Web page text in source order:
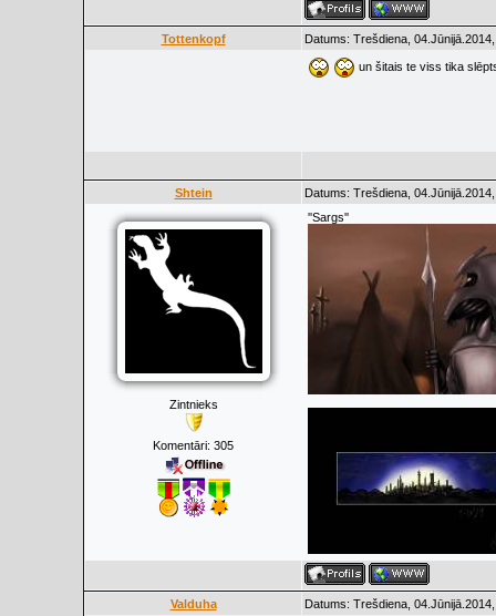
Tottenkopf Datums: Trešdiena,
un šitais te viss tika
Shtein Datums: Trešdiena,
Zintnieks
Komentāri: 305
''Sargs''
Valduha Datums: Trešdiena,